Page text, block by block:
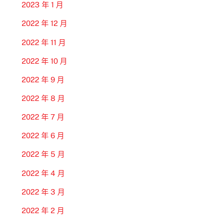
2023 年 1 月
2022 年 12 月
2022 年 11 月
2022 年 10 月
2022 年 9 月
2022 年 8 月
2022 年 7 月
2022 年 6 月
2022 年 5 月
2022 年 4 月
2022 年 3 月
2022 年 2 月